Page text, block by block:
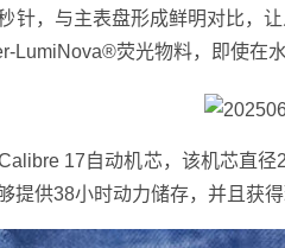
针，与主表盘形成鲜明对比，
LumiNova®荧光物料，即使在
17自动机芯，该机芯直
提供38小时动力储存，并且获